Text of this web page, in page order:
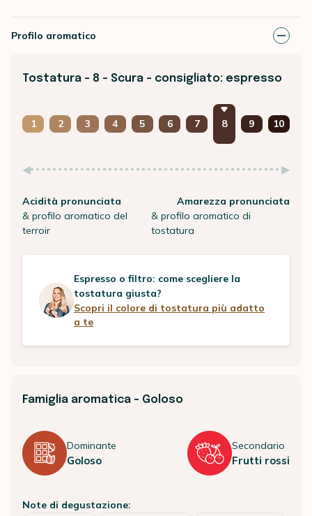
Profilo aromatico
Tostatura - 8 - Scura - consigliato: espresso
1 2 3 4 5 6 7 8 9 10
Acidità pronunciata
& profilo aromatico del
terroir
Amarezza pronunciata
& profilo aromatico di
tostatura
Espresso o filtro: come scegliere la
tostatura giusta?
Scopri il colore di tostatura più adatto
a te
Famiglia aromatica - Goloso
Dominante
Goloso
Secondario
Frutti rossi
Note di degustazione: